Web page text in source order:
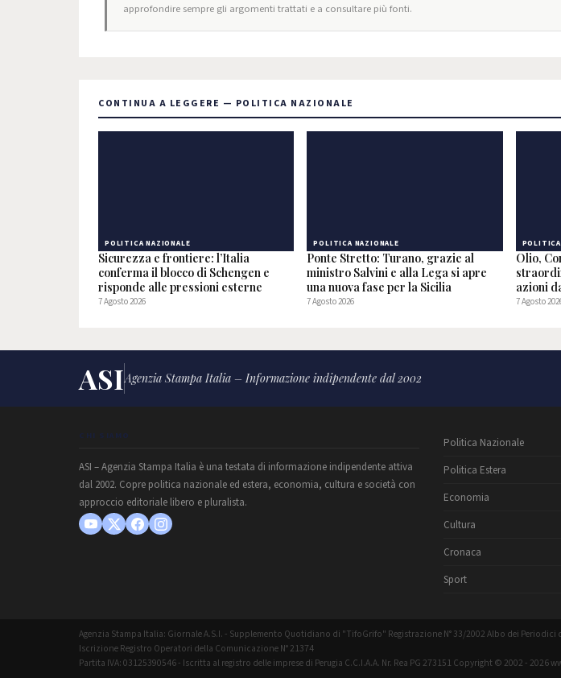
approfondire sempre gli argomenti trattati e a consultare più fonti.
CONTINUA A LEGGERE — POLITICA NAZIONALE
POLITICA NAZIONALE
Sicurezza e frontiere: l’Italia
conferma il blocco di Schengen e
risponde alle pressioni esterne
7 Agosto 2026
POLITICA NAZIONALE
Ponte Stretto: Turano, grazie al
ministro Salvini e alla Lega si apre
una nuova fase per la Sicilia
7 Agosto 2026
Olio,
azioni
7 Agosto
ASIAgenzia Stampa Italia – Informazione indipendente dal 2002
CHI SIAMO
ASI – Agenzia Stampa Italia è una testata di informazione indipendente attiva
dal 2002. Copre politica nazionale ed estera, economia, cultura e società con
approccio editoriale libero e pluralista.
Politica Nazionale
Politica Estera
Economia
Cultura
Cronaca
Sport
Agenzia Stampa Italia: Giornale A.S.I. - Supplemento Quotidiano di "TifoGrifo" Registrazione N° 33/2002 Albo dei
Iscrizione Registro Operatori della Comunicazione N° 21374
Partita IVA: 03125390546 - Iscritta al registro delle imprese di Perugia C.C.I.A.A. Nr. Rea PG 273151 Copyright © 2002 -